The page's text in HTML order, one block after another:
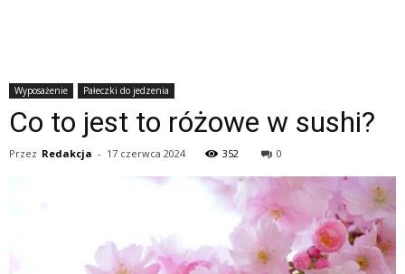
Wyposażenie Pałeczki do jedzenia
Co to jest to różowe w sushi?
Przez Redakcja - 17 czerwca 2024 352 0